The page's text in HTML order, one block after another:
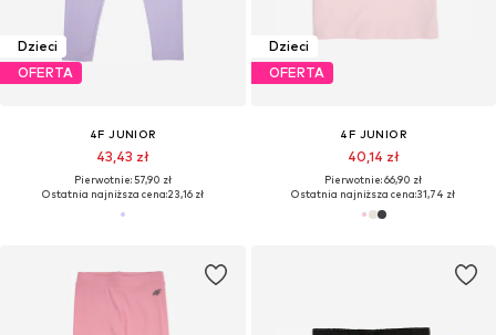
Dzieci
OFERTA
4F JUNIOR
43,43 zł
Pierwotnie: 57,90 zł
Ostatnia najniższa cena:23,16 zł
Dzieci
OFERTA
4F JUNIOR
40,14 zł
Pierwotnie: 66,90 zł
Ostatnia najniższa cena:31,74 zł